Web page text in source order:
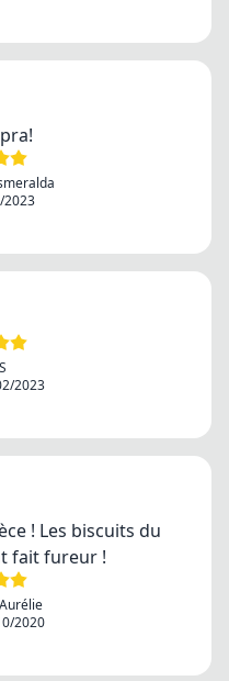
2023
2023
! Les biscuits du
fait fureur !
2020